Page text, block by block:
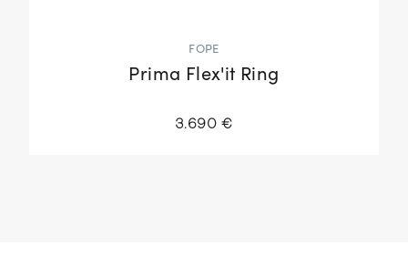
FOPE
Prima Flex'it Ring
3.690 €